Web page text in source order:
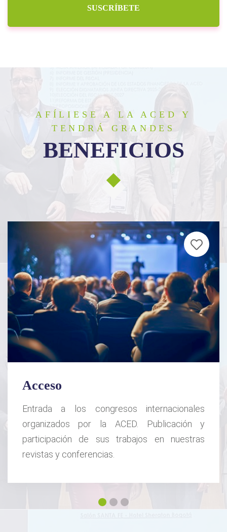
SUSCRÍBETE
AFÍLIESE A LA ACED Y
TENDRÁ GRANDES
BENEFICIOS
Acceso
Entrada a los congresos internacionales
organizados por la ACED. Publicación y
participación de sus trabajos en nuestras
revistas y conferencias.
1 2 3